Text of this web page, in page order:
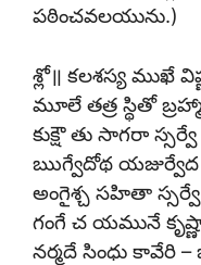
పఠించవలయును.)
శ్లో॥ కలశస్య ముఖే
మూలే తత్ర స్థితో
కుక్షౌ తు సాగరా
ఋగ్వేదోథ
అంగైశ్చ సహితా
గంగే చ యమునే
నర్మదే సింధు కావేరి –